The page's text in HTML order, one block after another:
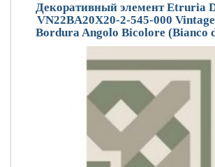
Декоративный элемент Etruria
VN22BA20X20-2-545-000
Bordura Angolo Bicolore (Bianco